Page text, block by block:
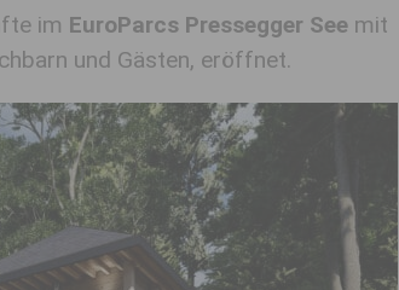
im EuroParcs Pressegger See mit
und Gästen, eröffnet.